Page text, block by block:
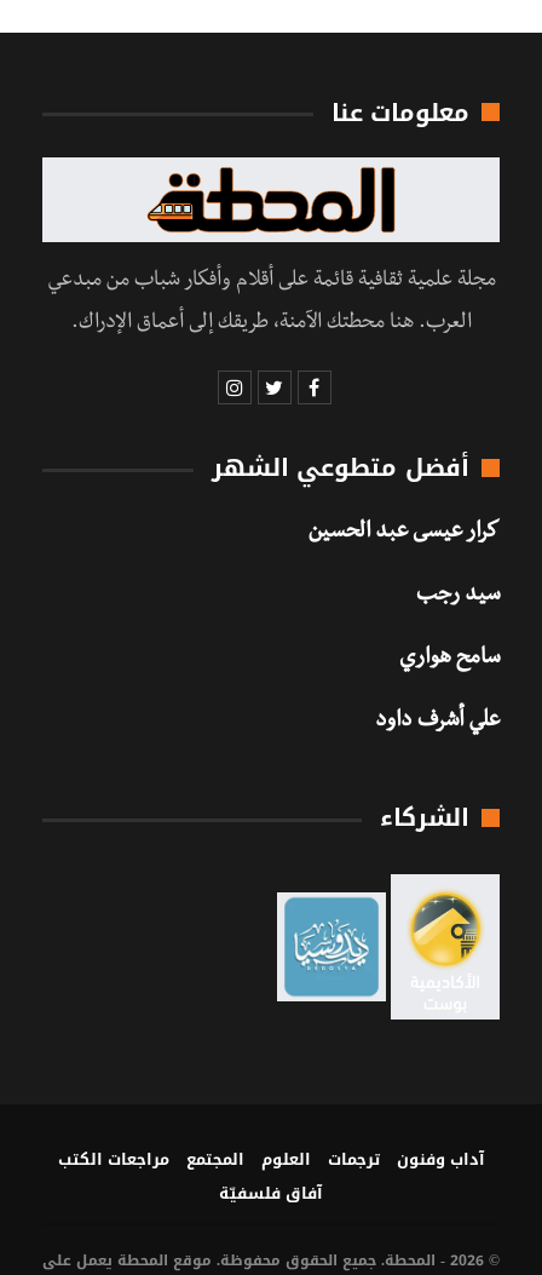
معلومات عنا
مجلة علمية ثقافية قائمة على أقلام وأفكار شباب من مبدعي
العرب. هنا محطتك الآمنة، طريقك إلى أعماق الإدراك.
أفضل متطوعي الشهر
كرار عيسى عبد الحسين
سيد رجب
سامح هواري
علي أشرف داود
الشركاء
آداب وفنون ترجمات العلوم المجتمع
مراجعات الكتب
آفاق فلسفيّة‎
© 2026 - المحطة. جميع الحقوق محفوظة. موقع المحطة يعمل على